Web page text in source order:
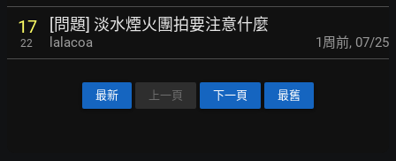
17
22
[問題] 淡水煙火團拍要注意什麼
lalacoa 1周前, 07/25
最新 上一頁 下一頁 最舊